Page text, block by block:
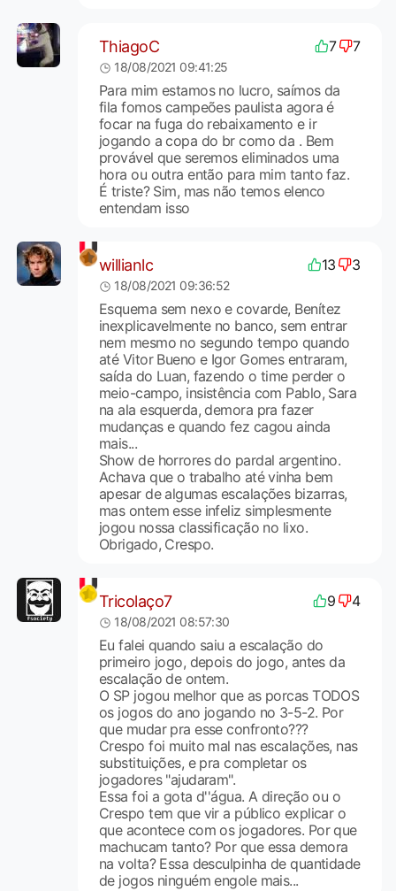
ThiagoC 7 7
18/08/2021 09:41:25
Para mim estamos no lucro, saímos da
fila fomos campeões paulista agora é
focar na fuga do rebaixamento e ir
jogando a copa do br como da . Bem
provável que seremos eliminados uma
hora ou outra então para mim tanto faz.
É triste? Sim, mas não temos elenco
entendam isso
willianlc 13 3
18/08/2021 09:36:52
Esquema sem nexo e covarde, Benítez
inexplicavelmente no banco, sem entrar
nem mesmo no segundo tempo quando
até Vitor Bueno e Igor Gomes entraram,
saída do Luan, fazendo o time perder o
meio-campo, insistência com Pablo, Sara
na ala esquerda, demora pra fazer
mudanças e quando fez cagou ainda
mais...
Show de horrores do pardal argentino.
Achava que o trabalho até vinha bem
apesar de algumas escalações bizarras,
mas ontem esse infeliz simplesmente
jogou nossa classificação no lixo.
Obrigado, Crespo.
Tricolaço7 9 4
18/08/2021 08:57:30
Eu falei quando saiu a escalação do
primeiro jogo, depois do jogo, antes da
escalação de ontem.
O SP jogou melhor que as porcas TODOS
os jogos do ano jogando no 3-5-2. Por
que mudar pra esse confronto???
Crespo foi muito mal nas escalações, nas
substituições, e pra completar os
jogadores "ajudaram".
Essa foi a gota d''água. A direção ou o
Crespo tem que vir a público explicar o
que acontece com os jogadores. Por que
machucam tanto? Por que essa demora
na volta? Essa desculpinha de quantidade
de jogos ninguém engole mais...